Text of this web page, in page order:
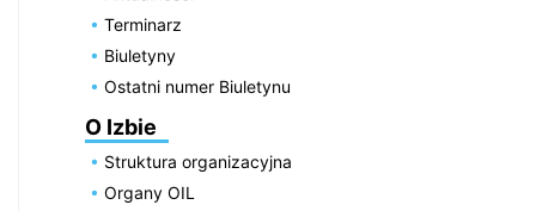
Terminarz
Biuletyny
Ostatni numer Biuletynu
O Izbie
Struktura organizacyjna
Organy OIL